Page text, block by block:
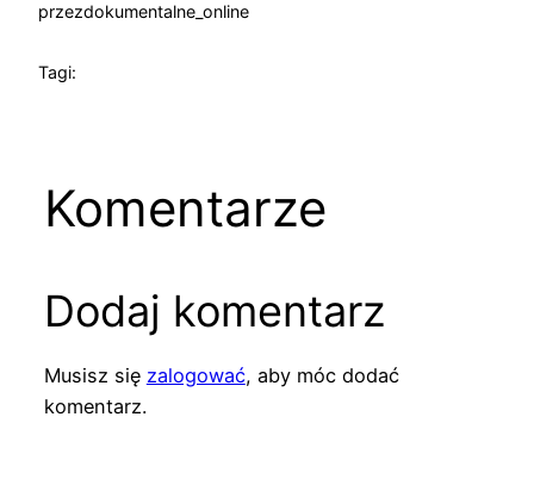
przezdokumentalne_online
Tagi:
Komentarze
Dodaj komentarz
Musisz się zalogować, aby móc dodać
komentarz.